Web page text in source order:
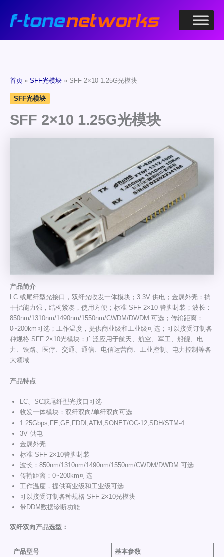
首页 SFF光模块 SFF 2×10 1.25G光模块
SFF光模块
SFF 2×10 1.25G光模块
产品简介
LC 或尾纤型光接口，双纤光收发一体模块；3.3V 供电；金属外壳；搞
干扰能力强，结构紧凑，使用方便；标准 SFF 2×10 管脚封装；波长：
850nm/1310nm/1490nm/1550nm/CWDM/DWDM 可选；传输距离：
0~200km可选；工作温度，提供商业级和工业级可选；可以接受订制各
种规格 SFF 2×10光模块；广泛应用于航天、航空、军工、船舰、电
力、铁路、医疗、交通、通信、电信运营商、工业控制、电力控制等各
大领域
产品特点
LC、SC或尾纤型光接口可选
收发一体模块；双纤双向/单纤双向可选
1.25Gbps,FE,GE,FDDI,ATM,SONET/OC-12,SDH/STM-4…
3V 供电
金属外壳
标准 SFF 2×10管脚封装
波长：850nm/1310nm/1490nm/1550nm/CWDM/DWDM 可选
传输距离：0~200km可选
工作温度，提供商业级和工业级可选
可以接受订制各种规格 SFF 2×10光模块
带DDM数据诊断功能
双纤双向产品选型 ：
产品型号 基本参数